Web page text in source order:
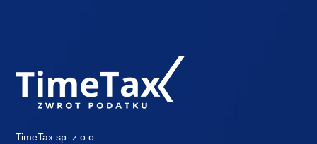
TimeTax sp. z o.o.